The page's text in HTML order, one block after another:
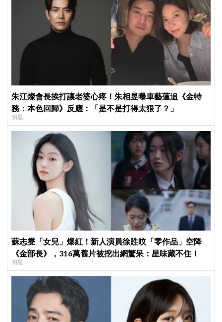
朱江燦會長挨打讓老婆心疼！朱相昱曝車藝蓮追《金特
務：本色回歸》反應：「是不是打得太狠了？」
明星
蘇志燮「女兒」爆紅！新人演員徐貹旼「零作品」空降
《金部長》，316萬舊片被挖出網驚呆：星味藏不住！
明星